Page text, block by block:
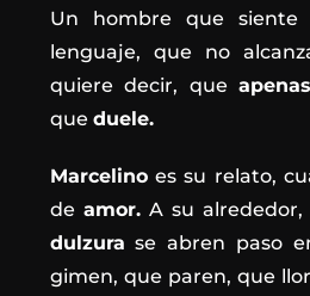
Un hombre que siente
lenguaje, que no
quiere decir, que apenas
que duele.
Marcelinoes su relato,
de amor.A su alrededor,
dulzura se abren paso
gimen, que paren, que